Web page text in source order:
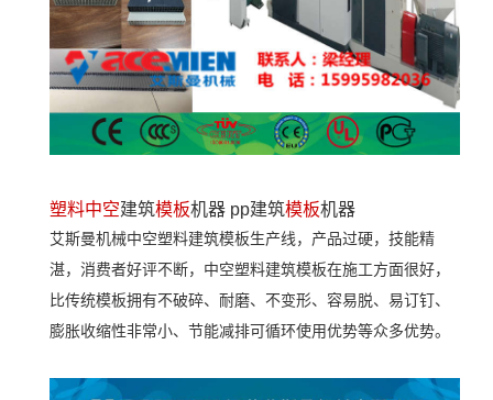
塑料中空建筑模板机器 pp建筑模板机器
艾斯曼机械中空塑料建筑模板生产线，产品过硬，技能精
湛，消费者好评不断，中空塑料建筑模板在施工方面很好，
比传统模板拥有不破碎、耐磨、不变形、容易脱、易订钉、
膨胀收缩性非常小、节能减排可循环使用优势等众多优势。